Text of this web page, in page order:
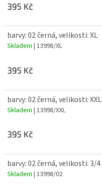
395 Kč
barvy: 02 černá, velikosti: XL
Skladem | 13998/XL
395 Kč
barvy: 02 černá, velikosti: XXL
Skladem | 13998/XXL
395 Kč
barvy: 02 černá, velikosti: 3/4
Skladem | 13998/02